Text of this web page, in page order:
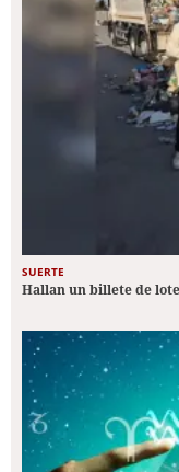
SUERTE
Hallan un billete de